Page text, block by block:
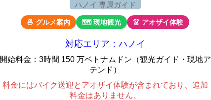
ハノイ 専属ガイド
🍜 グルメ案内 🗺 現地観光 👗 アオザイ体験
対応エリア：ハノイ
開始料金：3時間 150 万ベトナムドン（観光ガイド・現地ア
テンド）
料金にはバイク送迎とアオザイ体験が含まれており、追加
料金はありません。